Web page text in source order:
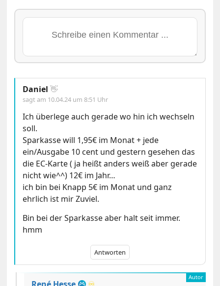
Daniel 👋
sagt am 10.04.24 um 8:51 Uhr
Ich überlege auch gerade wo hin ich wechseln
soll.
Sparkasse will 1,95€ im Monat + jede
ein/Ausgabe 10 cent und gestern gesehen das
die EC-Karte ( ja heißt anders weiß aber gerade
nicht wie^^) 12€ im Jahr…
ich bin bei Knapp 5€ im Monat und ganz
ehrlich ist mir Zuviel.
Bin bei der Sparkasse aber halt seit immer.
hmm
Antworten